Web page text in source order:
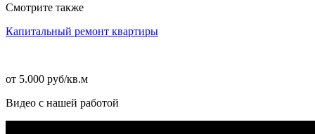
Смотрите также
Капитальный ремонт квартиры
от 5.000 руб/кв.м
Видео с нашей работой